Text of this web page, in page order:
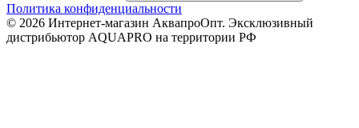
Политика конфиденциальности
© 2026 Интернет-магазин АквапроОпт. Эксклюзивный
дистрибьютор AQUAPRO на территории РФ